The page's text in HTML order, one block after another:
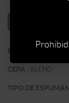
BODEGA :
CEPA : BLEND
TIPO DE